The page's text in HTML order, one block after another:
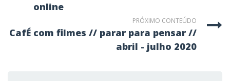
online
PRÓXIMO CONTEÚDO
cafÉ com filmes // parar para pensar //
abril - julho 2020